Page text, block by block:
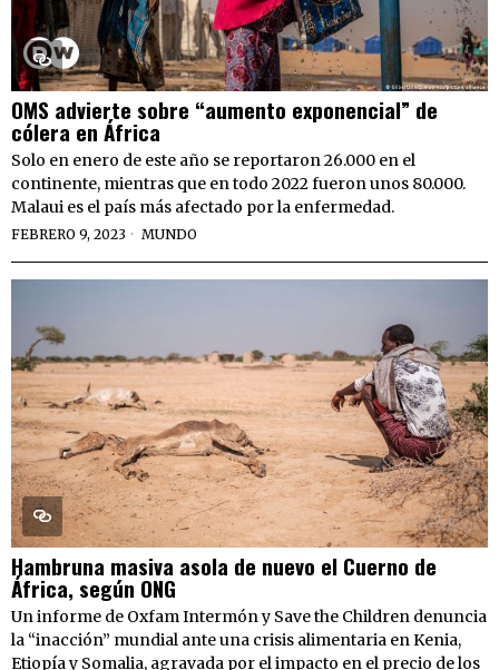
OMS advierte sobre “aumento exponencial” de
cólera en África
Solo en enero de este año se reportaron 26.000 en el
continente, mientras que en todo 2022 fueron unos 80.000.
Malaui es el país más afectado por la enfermedad.
FEBRERO 9, 2023 MUNDO
Hambruna masiva asola de nuevo el Cuerno de
África, según ONG
Un informe de Oxfam Intermón y Save the Children denuncia
la “inacción” mundial ante una crisis alimentaria en Kenia,
Etiopía y Somalia, agravada por el impacto en el precio de los